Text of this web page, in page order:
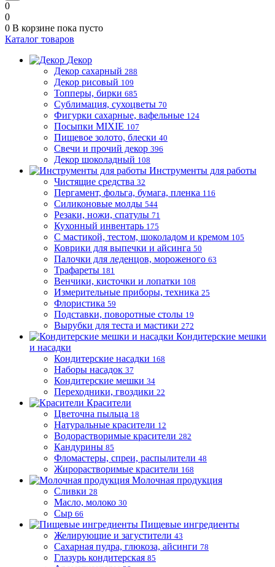
0
0
0 В корзине пока пусто
Каталог товаров
Декор
Декор сахарный 288
Декор рисовый 109
Топперы, бирки 685
Сублимация, сухоцветы 70
Фигурки сахарные, вафельные 124
Посыпки MIXIE 107
Пищевое золото, блески 40
Свечи и прочий декор 396
Декор шоколадный 108
Инструменты для работы
Чистящие средства 32
Пергамент, фольга, бумага, пленка 116
Силиконовые молды 544
Резаки, ножи, спатулы 71
Кухонный инвентарь 175
С мастикой, тестом, шоколадом и кремом 105
Коврики для выпечки и айсинга 50
Палочки для леденцов, мороженого 63
Трафареты 181
Венчики, кисточки и лопатки 108
Измерительные приборы, техника 25
Флористика 59
Подставки, поворотные столы 19
Вырубки для теста и мастики 272
Кондитерские мешки
и насадки
Кондитерские насадки 168
Наборы насадок 37
Кондитерские мешки 34
Переходники, гвоздики 22
Красители
Цветочна пыльца 18
Натуральные красители 12
Водорастворимые красители 282
Кандурины 85
Фломастеры, спреи, распылители 48
Жирорастворимые красители 168
Молочная продукция
Сливки 28
Масло, молоко 30
Сыр 66
Пищевые ингредиенты
Желирующие и загустители 43
Сахарная пудра, глюкоза, айсинги 78
Глазурь кондитерская 85